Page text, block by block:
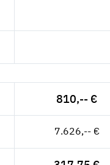
810,-- €
7.626,-- €